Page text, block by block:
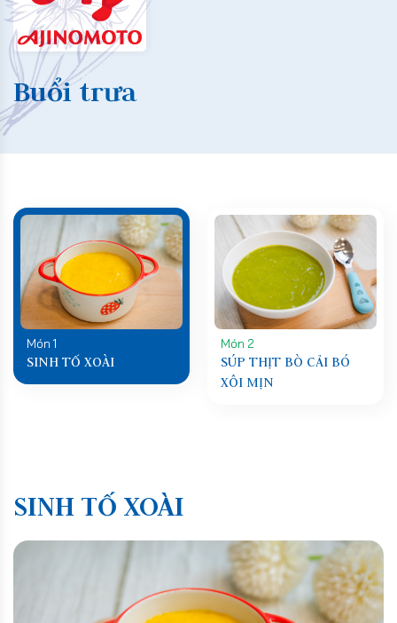
Buổi trưa
Món 1
SINH TỐ XOÀI
Món 2
SÚP THỊT BÒ CẢI BÓ
XÔI MỊN
SINH TỐ XOÀI